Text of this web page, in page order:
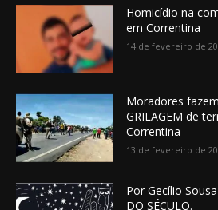
Homicídio na
em Correntina
14 de fevereiro de
Moradores
GRILAGEM de
Correntina
13 de fevereiro de
Por Gecílio
DO SÉCULO.